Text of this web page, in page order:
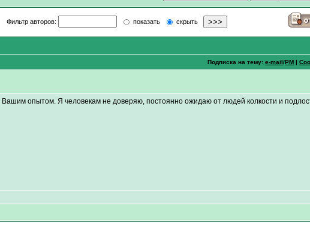
Фильтр авторов: показать скрыть
Подписка на тему:e-mail/PM |
опытом. Я человекам не доверяю, постоянно ожидаю от людей колкости и